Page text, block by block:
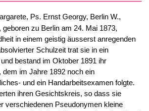
Ps. Ernst Georgy, Berlin W.,
zu Berlin am 24. Mai 1873,
in einem geistig äusserst anregenden
Schulzeit trat sie in ein
bestand im Oktober 1891 ihr
dem im Jahre 1892 noch ein
und ein Handarbeitsexamen folgte.
ihren Gesichtskreis, so dass sie
verschiedenen Pseudonymen kleine